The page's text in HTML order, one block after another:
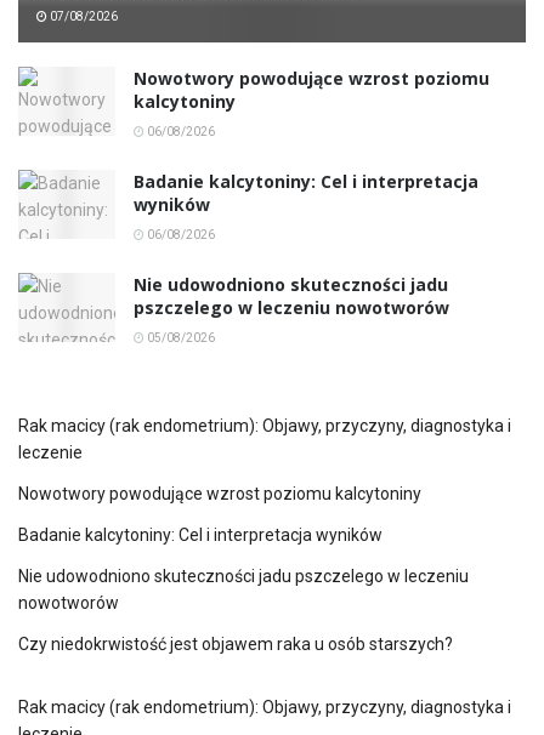
07/08/2026
Nowotwory powodujące wzrost poziomu
kalcytoniny
06/08/2026
Badanie kalcytoniny: Cel i interpretacja
wyników
06/08/2026
Nie udowodniono skuteczności jadu
pszczelego w leczeniu nowotworów
05/08/2026
Rak macicy (rak endometrium): Objawy, przyczyny, diagnostyka i
leczenie
Nowotwory powodujące wzrost poziomu kalcytoniny
Badanie kalcytoniny: Cel i interpretacja wyników
Nie udowodniono skuteczności jadu pszczelego w leczeniu
nowotworów
Czy niedokrwistość jest objawem raka u osób starszych?
Rak macicy (rak endometrium): Objawy, przyczyny, diagnostyka i